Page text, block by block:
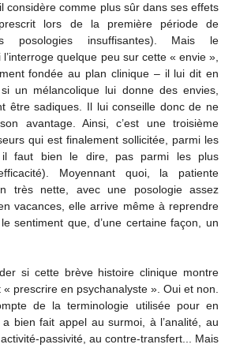
considère comme plus sûr dans ses effets
lors de la première période de
posologies insuffisantes). Mais le
quelque peu sur cette « envie »,
fondée au plan clinique – il lui dit en
un mélancolique lui donne des envies,
être sadiques. Il lui conseille donc de ne
avantage. Ainsi, c’est une troisième
qui est finalement sollicitée, parmi les
il faut bien le dire, pas parmi les plus
Moyennant quoi, la patiente
très nette, avec une posologie assez
vacances, elle arrive même à reprendre
sentiment que, d’une certaine façon, un
si cette brève histoire clinique montre
« prescrire en psychanalyste ». Oui et non.
de la terminologie utilisée pour en
bien fait appel au surmoi, à l’analité, au
passivité, au contre-transfert... Mais